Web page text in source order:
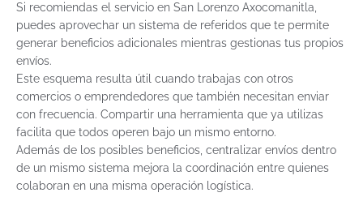
Si recomiendas el servicio en San Lorenzo Axocomanitla,
puedes aprovechar un sistema de referidos que te permite
generar beneficios adicionales mientras gestionas tus propios
envíos.
Este esquema resulta útil cuando trabajas con otros
comercios o emprendedores que también necesitan enviar
con frecuencia. Compartir una herramienta que ya utilizas
facilita que todos operen bajo un mismo entorno.
Además de los posibles beneficios, centralizar envíos dentro
de un mismo sistema mejora la coordinación entre quienes
colaboran en una misma operación logística.